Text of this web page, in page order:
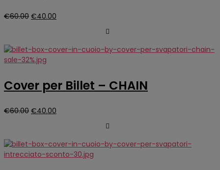
€60.00 Il
era:
€60.00.
€40.00
è:
Cover per Billet – CHAIN
€60.00 Il
era:
€60.00.
€40.00
è:
€40.00.